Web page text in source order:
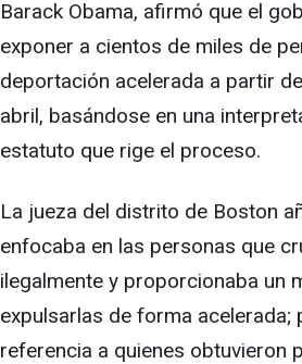
Barack Obama, afirmó que el
exponer a cientos de miles de
deportación acelerada a partir
abril, basándose en una
estatuto que rige el proceso.
La jueza del distrito de Boston
enfocaba en las personas que
ilegalmente y proporcionaba un
expulsarlas de forma acelerada;
referencia a quienes obtuvieron